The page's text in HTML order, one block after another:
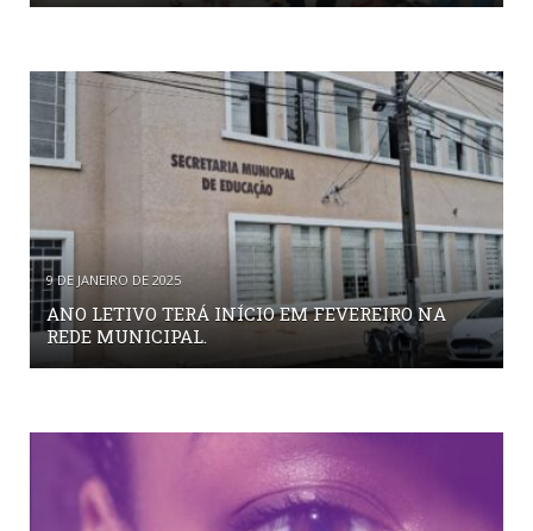
9 DE JANEIRO DE 2025
ANO LETIVO TERÁ INÍCIO EM FEVEREIRO NA
REDE MUNICIPAL.